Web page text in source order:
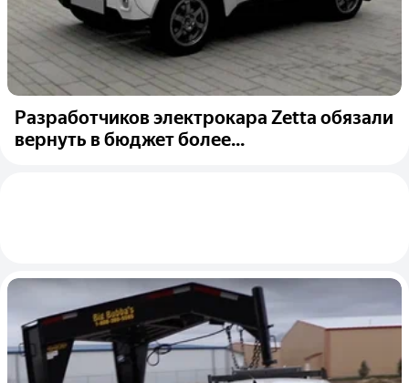
Разработчиков электрокара Zetta обязали
вернуть в бюджет более...